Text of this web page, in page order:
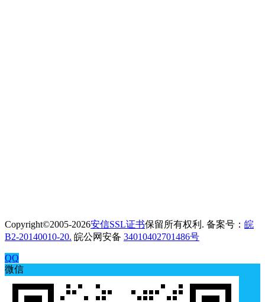
Copyright©2005-2026安信SSL证书保留所有权利. 备案号： 皖
B2-20140010-20. 皖公网安备 34010402701486号
QQ
微信